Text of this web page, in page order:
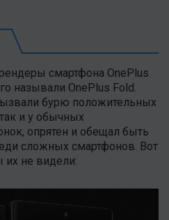
смартфона OnePlus
называли OnePlus Fold.
бурю положительных
и у обычных
опрятен и обещал быть
сложных смартфонов. Вот
их не видели: